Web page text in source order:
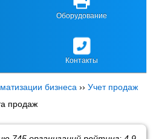
Оборудование
Контакты
бизнеса ››Учет продаж
продаж